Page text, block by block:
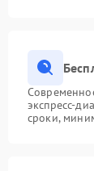
экспресс-
сроки,